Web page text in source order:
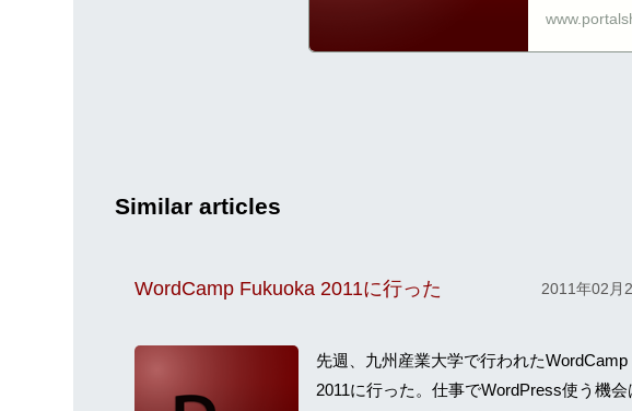
Similar articles
WordCamp Fukuoka 2011に行った 2011年02月
先週、九州産業大学で行われたWordCamp
2011に行った。仕事でWordPress使う機会